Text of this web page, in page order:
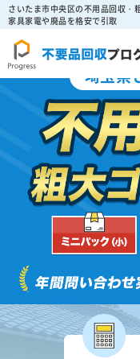
さいたま市中央区の不用品回収・
家具家電や廃品を格安で引取
埼玉県